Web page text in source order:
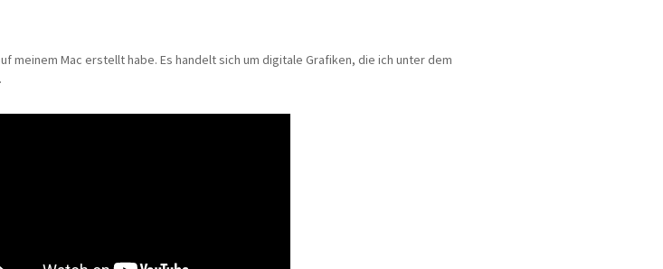
meinem Mac erstellt habe. Es handelt sich um digitale Grafiken, die ich unter dem